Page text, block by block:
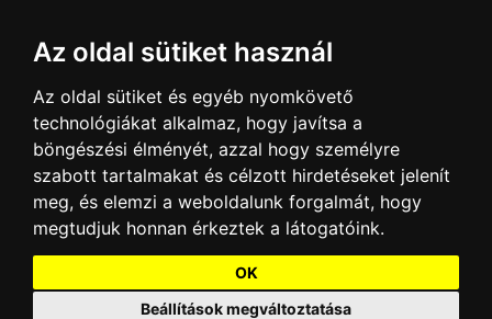
Az oldal sütiket használ
Az oldal sütiket és egyéb nyomkövető
technológiákat alkalmaz, hogy javítsa a
böngészési élményét, azzal hogy személyre
szabott tartalmakat és célzott hirdetéseket jelenít
meg, és elemzi a weboldalunk forgalmát, hogy
megtudjuk honnan érkeztek a látogatóink.
OK
Beállítások megváltoztatása